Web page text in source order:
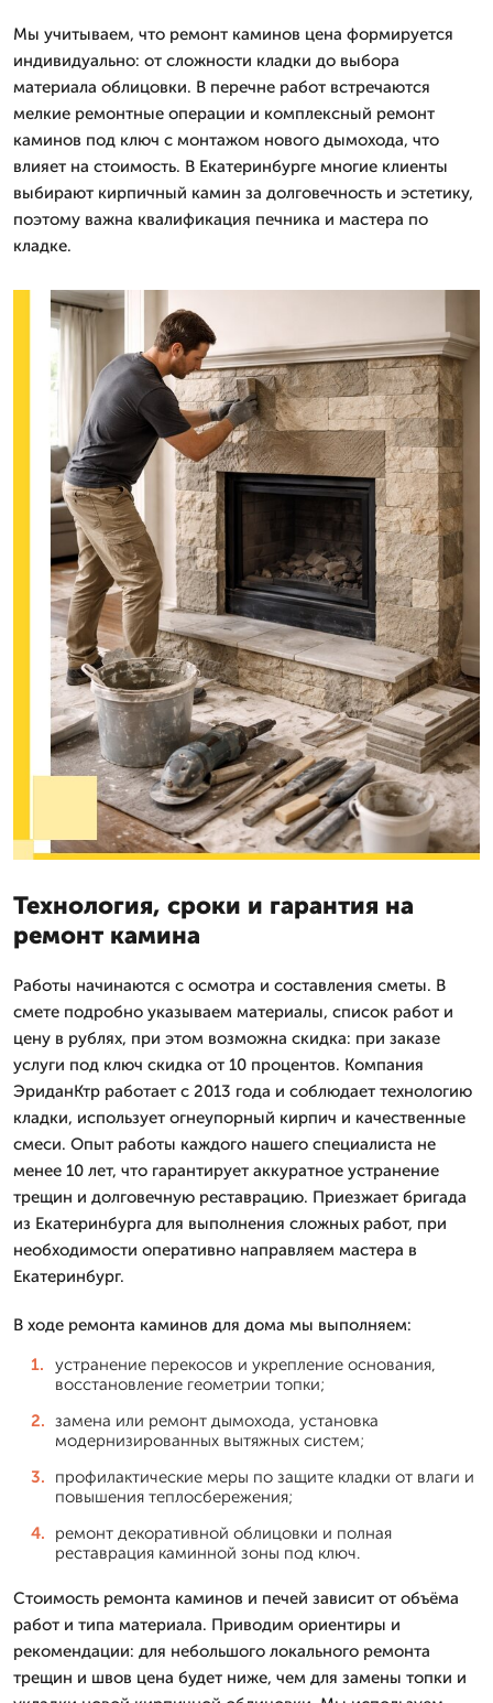
Мы учитываем, что ремонт каминов цена формируется
индивидуально: от сложности кладки до выбора
материала облицовки. В перечне работ встречаются
мелкие ремонтные операции и комплексный ремонт
каминов под ключ с монтажом нового дымохода, что
влияет на стоимость. В Екатеринбурге многие клиенты
выбирают кирпичный камин за долговечность и эстетику,
поэтому важна квалификация печника и мастера по
кладке.
Технология, сроки и гарантия на
ремонт камина
Работы начинаются с осмотра и составления сметы. В
смете подробно указываем материалы, список работ и
цену в рублях, при этом возможна скидка: при заказе
услуги под ключ скидка от 10 процентов. Компания
ЭриданКтр работает с 2013 года и соблюдает технологию
кладки, использует огнеупорный кирпич и качественные
смеси. Опыт работы каждого нашего специалиста не
менее 10 лет, что гарантирует аккуратное устранение
трещин и долговечную реставрацию. Приезжает бригада
из Екатеринбурга для выполнения сложных работ, при
необходимости оперативно направляем мастера в
Екатеринбург.
В ходе ремонта каминов для дома мы выполняем:
устранение перекосов и укрепление основания,
восстановление геометрии топки;
замена или ремонт дымохода, установка
модернизированных вытяжных систем;
профилактические меры по защите кладки от влаги и
повышения теплосбережения;
ремонт декоративной облицовки и полная
реставрация каминной зоны под ключ.
Стоимость ремонта каминов и печей зависит от объёма
работ и типа материала. Приводим ориентиры и
рекомендации: для небольшого локального ремонта
трещин и швов цена будет ниже, чем для замены топки и